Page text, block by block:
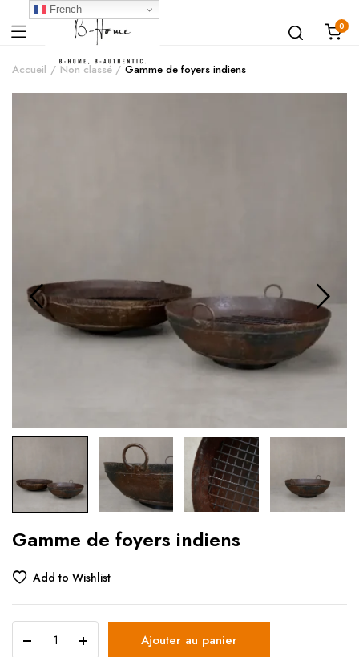
0
Accueil Non classé Gamme de foyers indiens
Gamme de foyers indiens
Add to Wishlist
Ajouter au panier
French